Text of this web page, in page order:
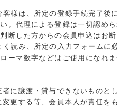
様は、所定の登録手続完了後
。代理による登録は一切認め
した方からの会員申込はお断
読み、所定の入力フォームに
ーマ数字などはご使用になれ
に譲渡・貸与できないものとし
更する等、会員本人が責任を